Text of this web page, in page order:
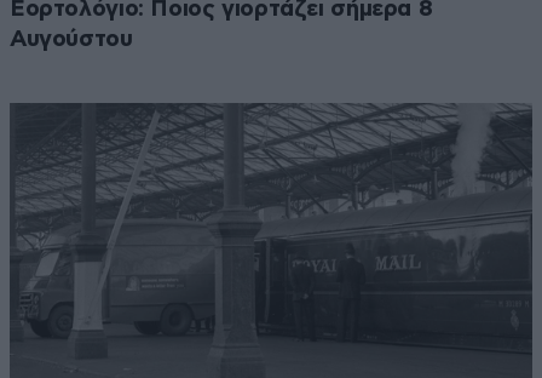
Εορτολόγιο: Ποιος γιορτάζει σήμερα 8
Αυγούστου